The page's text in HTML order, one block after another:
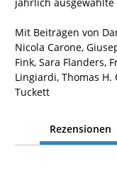
Mit Beiträgen von
Nicola Carone,
Fink, Sara Flanders,
Lingiardi, Thomas
Tuckett
Rezensionen